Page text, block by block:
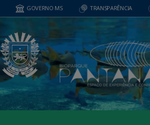
GOVERNO MS TRANSPARÊNCIA